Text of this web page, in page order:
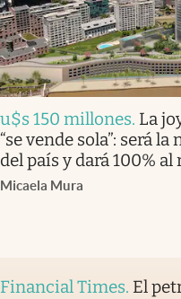
u$s 150 millones. La
“se vende sola”: será
del país y dará 100% al
Micaela Mura
Financial Times. El